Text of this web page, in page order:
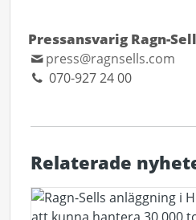
Pressansvarig Ragn-
press@ragnsells.com
070-927 24 00
Relaterade